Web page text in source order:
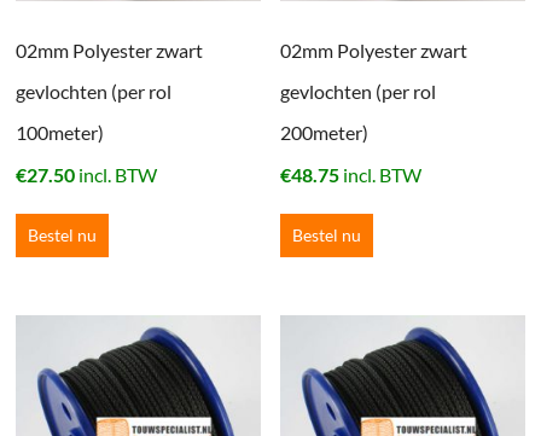
02mm Polyester zwart
gevlochten (per rol
100meter)
€27.50 incl. BTW
Bestel nu
02mm Polyester zwart
gevlochten (per rol
200meter)
€48.75 incl. BTW
Bestel nu